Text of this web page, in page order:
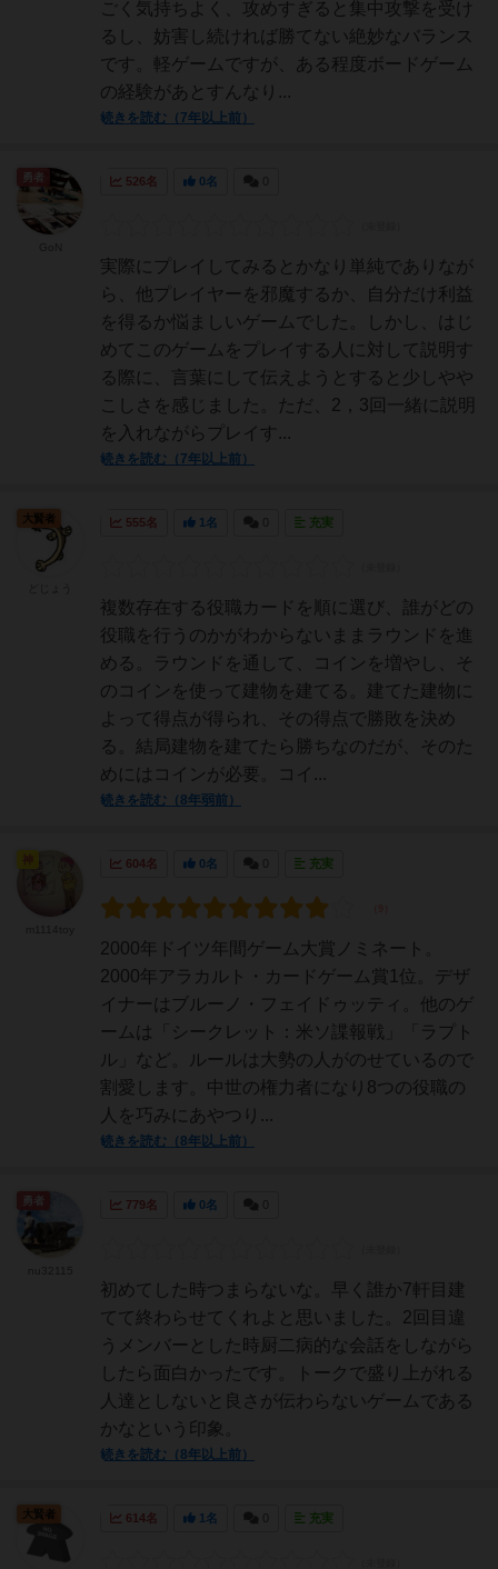
ごく気持ちよく、攻めすぎると集中攻撃を受け
るし、妨害し続ければ勝てない絶妙なバランス
です。軽ゲームですが、ある程度ボードゲーム
の経験があとすんなり...
続きを読む（7年以上前）
526名 0名
実際にプレイしてみるとかなり単純でありなが
ら、他プレイヤーを邪魔するか、自分だけ利益
を得るか悩ましいゲームでした。しかし、はじ
めてこのゲームをプレイする人に対して説明す
る際に、言葉にして伝えようとすると少しやや
こしさを感じました。ただ、2，3回一緒に説明
を入れながらプレイす...
続きを読む（7年以上前）
555名 1名 充実
複数存在する役職カードを順に選び、誰がどの
役職を行うのかがわからないままラウンドを進
める。ラウンドを通して、コインを増やし、そ
のコインを使って建物を建てる。建てた建物に
よって得点が得られ、その得点で勝敗を決め
る。結局建物を建てたら勝ちなのだが、そのた
めにはコインが必要。コイ...
続きを読む（8年弱前）
大賢者
604名 0名 充実
2000年ドイツ年間ゲーム大賞ノミネート。
2000年アラカルト・カードゲーム賞1位。デザ
イナーはブルーノ・フェイドゥッティ。他のゲ
ームは「シークレット：米ソ諜報戦」「ラプト
ル」など。ルールは大勢の人がのせているので
割愛します。中世の権力者になり8つの役職の
人を巧みにあやつり...
続きを読む（8年以上前）
神
779名 0名
初めてした時つまらないな。早く誰か7軒目建
てて終わらせてくれよと思いました。2回目違
うメンバーとした時厨二病的な会話をしながら
したら面白かったです。トークで盛り上がれる
人達としないと良さが伝わらないゲームである
かなという印象。
続きを読む（8年以上前）
614名 1名 充実
大賢者